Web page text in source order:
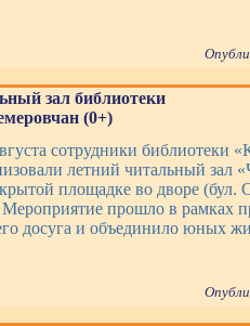
зал библиотеки
(0+)
сотрудники библиотеки
летний читальный зал
площадке во дворе (бул.
прошло в рамках
досуга и объединило юных